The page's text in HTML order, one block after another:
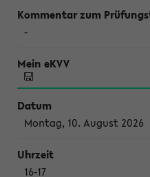
-
Montag, 10. August 2026
16-17